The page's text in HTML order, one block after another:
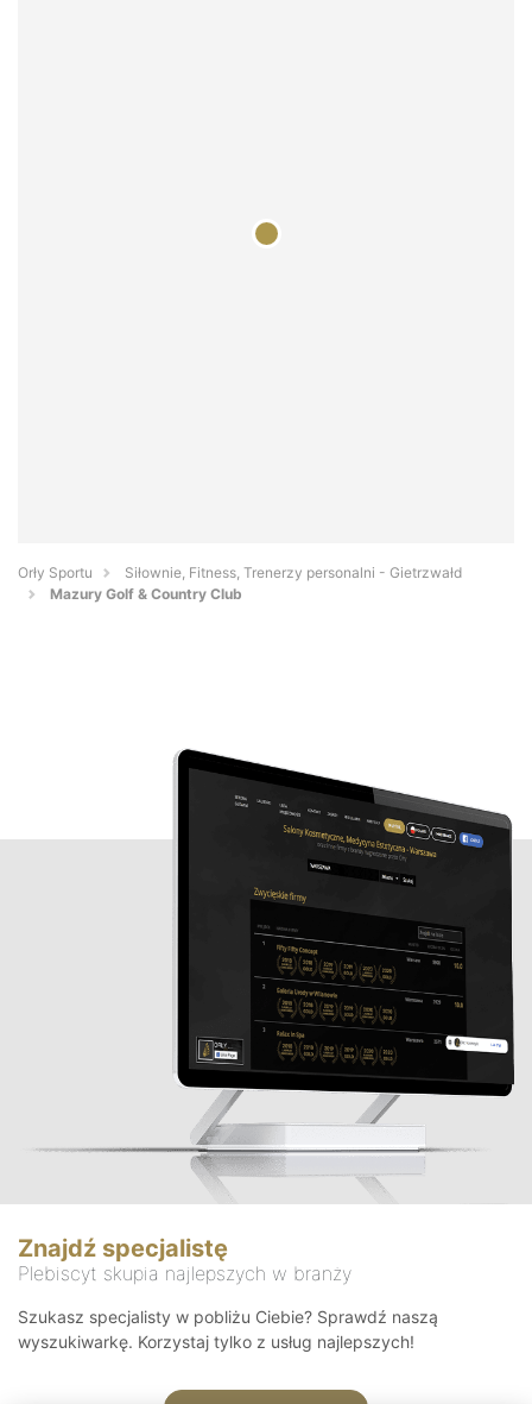
Orły Sportu
Siłownie, Fitness, Trenerzy personalni - Gietrzwałd
Mazury Golf & Country Club
Znajdź specjalistę
Plebiscyt skupia najlepszych w branży
Szukasz specjalisty w pobliżu Ciebie? Sprawdź naszą
wyszukiwarkę. Korzystaj tylko z usług najlepszych!